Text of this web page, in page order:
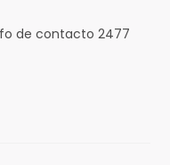
de contacto 2477